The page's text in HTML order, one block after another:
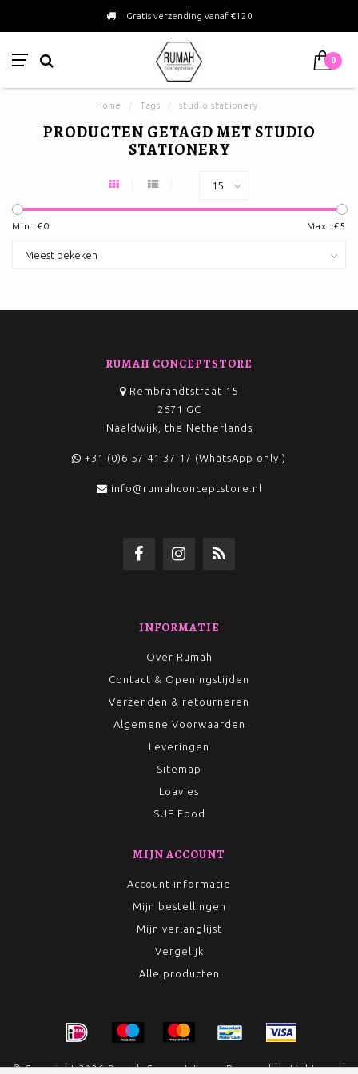
Gratis verzending vanaf €120
0
Home Tags studio stationery
PRODUCTEN GETAGD MET STUDIO
STATIONERY
Min: €0 Max: €5
RUMAH CONCEPTSTORE
Rembrandtstraat 15
2671 GC
Naaldwijk, the Netherlands
+31 (0)6 57 41 37 17 (WhatsApp only!)
info@rumahconceptstore.nl
INFORMATIE
Over Rumah
Contact & Openingstijden
Verzenden & retourneren
Algemene Voorwaarden
Leveringen
Sitemap
Loavies
SUE Food
MIJN ACCOUNT
Account informatie
Mijn bestellingen
Mijn verlanglijst
Vergelijk
Alle producten
© Copyright 2026 Rumah Conceptstore - Powered byLightspeed